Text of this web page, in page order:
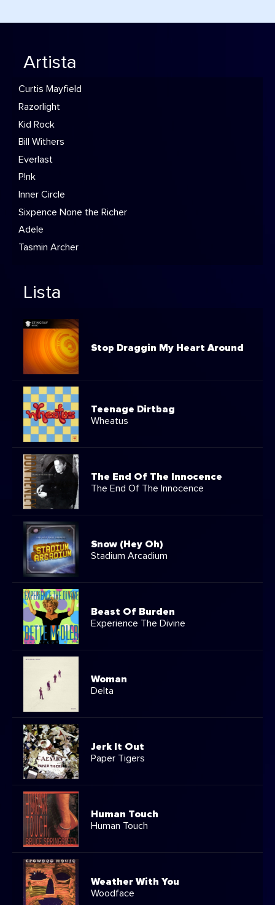
Artista
Curtis Mayfield
Razorlight
Kid Rock
Bill Withers
Everlast
P!nk
Inner Circle
Sixpence None the Richer
Adele
Tasmin Archer
Lista
Stop Draggin My Heart Around
Teenage Dirtbag
Wheatus
The End Of The Innocence
The End Of The Innocence
Snow (Hey Oh)
Stadium Arcadium
Beast Of Burden
Experience The Divine
Woman
Delta
Jerk It Out
Paper Tigers
Human Touch
Human Touch
Weather With You
Woodface